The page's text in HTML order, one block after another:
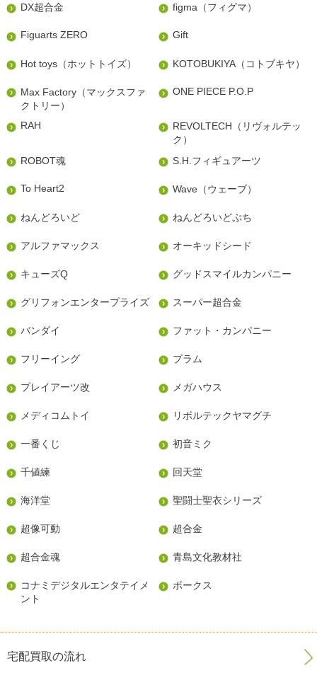
DX超合金 figma（フィグマ）
Figuarts ZERO Gift
Hot toys（ホットトイズ） KOTOBUKIYA（コトブキヤ）
Max Factory（マックスファ
クトリー）
ONE PIECE P.O.P
RAH
REVOLTECH（リヴォルテッ
ク）
ROBOT魂
S.H.フィギュアーツ
To Heart2 Wave（ウェーブ）
ねんどろいど ねんどろいどぷち
アルファマックス オーキッドシード
キューズQ グッドスマイルカンパニー
グリフォンエンタープライズ スーパー超合金
バンダイ ファット・カンパニー
フリーイング プラム
プレイアーツ改 メガハウス
メディコムトイ リボルテックヤマグチ
一番くじ 初音ミク
千値練 回天堂
海洋堂 聖闘士聖衣シリーズ
超像可動 超合金
超合金魂 青島文化教材社
コナミデジタルエンタテイメ
ント
ボークス
宅配買取の流れ